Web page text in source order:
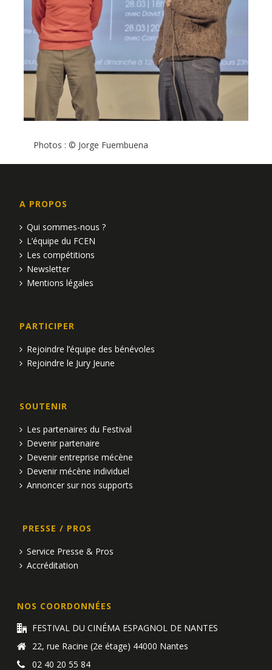
Photos : © Jorge Fuembuena
A PROPOS
Qui sommes-nous ?
L’équipe du FCEN
Les compétitions
Newsletter
Mentions légales
PARTICIPER
Rejoindre l’équipe des bénévoles
Rejoindre le Jury Jeune
SOUTENIR
Les partenaires du Festival
Devenir partenaire
Devenir entreprise mécène
Devenir mécène individuel
Annoncer sur nos supports
PRESSE / PROS
Service Presse & Pros
Accréditation
NOS COORDONNÉES
FESTIVAL DU CINÉMA ESPAGNOL DE NANTES
22, rue Racine (2e étage) 44000 Nantes
02 40 20 55 84